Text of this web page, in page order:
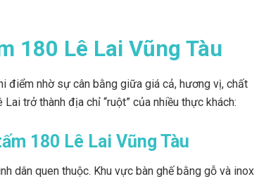
180 Lê Lai Vũng Tàu
điểm nhờ sự cân bằng giữa giá cả, hương vị, chất
trở thành địa chỉ “ruột” của nhiều thực khách:
180 Lê Lai Vũng Tàu
dân quen thuộc. Khu vực bàn ghế bằng gỗ và inox